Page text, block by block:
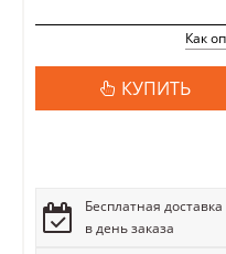
Как
КУПИТЬ
Бесплатная доставка
в день заказа